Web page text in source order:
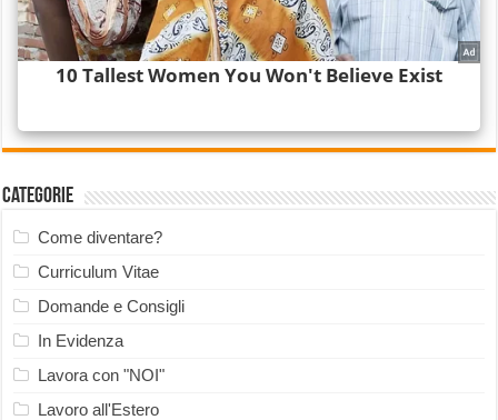
Categorie
Come diventare?
Curriculum Vitae
Domande e Consigli
In Evidenza
Lavora con "NOI"
Lavoro all'Estero